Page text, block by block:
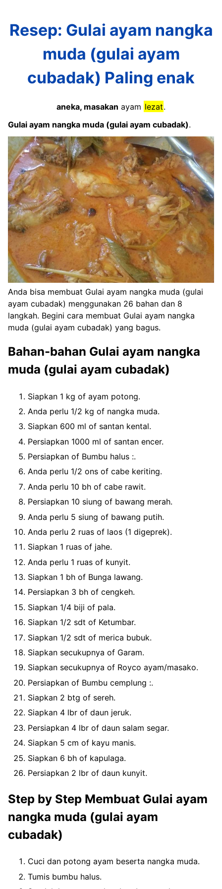
Resep: Gulai ayam nangka
muda (gulai ayam
cubadak) Paling enak
aneka, masakan ayam lezat.
Gulai ayam nangka muda (gulai ayam cubadak).
Anda bisa membuat Gulai ayam nangka muda (gulai
ayam cubadak) menggunakan 26 bahan dan 8
langkah. Begini cara membuat Gulai ayam nangka
muda (gulai ayam cubadak) yang bagus.
Bahan-bahan Gulai ayam nangka
muda (gulai ayam cubadak)
Siapkan 1 kg of ayam potong.
Anda perlu 1/2 kg of nangka muda.
Siapkan 600 ml of santan kental.
Persiapkan 1000 ml of santan encer.
Persiapkan of Bumbu halus :.
Anda perlu 1/2 ons of cabe keriting.
Anda perlu 10 bh of cabe rawit.
Persiapkan 10 siung of bawang merah.
Anda perlu 5 siung of bawang putih.
Anda perlu 2 ruas of laos (1 digeprek).
Siapkan 1 ruas of jahe.
Anda perlu 1 ruas of kunyit.
Siapkan 1 bh of Bunga lawang.
Persiapkan 3 bh of cengkeh.
Siapkan 1/4 biji of pala.
Siapkan 1/2 sdt of Ketumbar.
Siapkan 1/2 sdt of merica bubuk.
Siapkan secukupnya of Garam.
Siapkan secukupnya of Royco ayam/masako.
Persiapkan of Bumbu cemplung :.
Siapkan 2 btg of sereh.
Siapkan 4 lbr of daun jeruk.
Persiapkan 4 lbr of daun salam segar.
Siapkan 5 cm of kayu manis.
Siapkan 6 bh of kapulaga.
Persiapkan 2 lbr of daun kunyit.
Step by Step Membuat Gulai ayam
nangka muda (gulai ayam
cubadak)
Cuci dan potong ayam beserta nangka muda.
Tumis bumbu halus.